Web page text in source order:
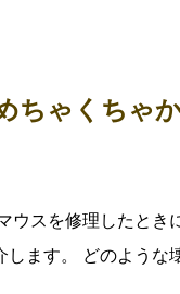
ちゃくちゃ
ウスを修理したとき
ます。 どのような